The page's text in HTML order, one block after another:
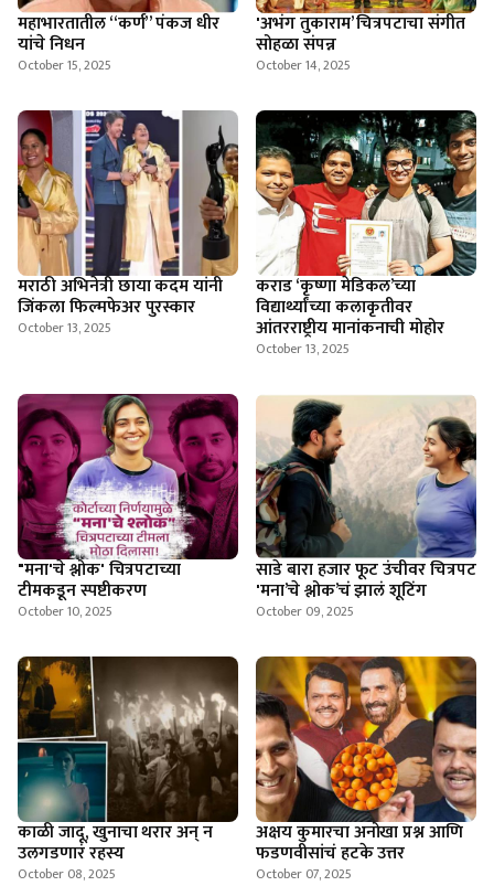
महाभारतातील “कर्ण” पंकज धीर
यांचे निधन
October 15, 2025
'अभंग तुकाराम’ चित्रपटाचा संगीत
सोहळा संपन्न
October 14, 2025
मराठी अभिनेत्री छाया कदम यांनी
जिंकला फिल्मफेअर पुरस्कार
October 13, 2025
कराड ‘कृष्णा मेडिकल’च्या
विद्यार्थ्यांच्या कलाकृतीवर
आंतरराष्ट्रीय मानांकनाची मोहोर
October 13, 2025
"मना'चे श्लोक' चित्रपटाच्या
टीमकडून स्पष्टीकरण
October 10, 2025
साडे बारा हजार फूट उंचीवर चित्रपट
'मना’चे श्लोक’चं झालं शूटिंग
October 09, 2025
काळी जादू, खुनाचा थरार अन् न
उलगडणारं रहस्य
October 08, 2025
अक्षय कुमारचा अनोखा प्रश्न आणि
फडणवीसांचं हटके उत्तर
October 07, 2025